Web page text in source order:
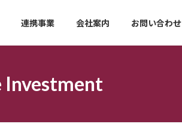
連携事業 会社案内 お問い合わせ
Investment